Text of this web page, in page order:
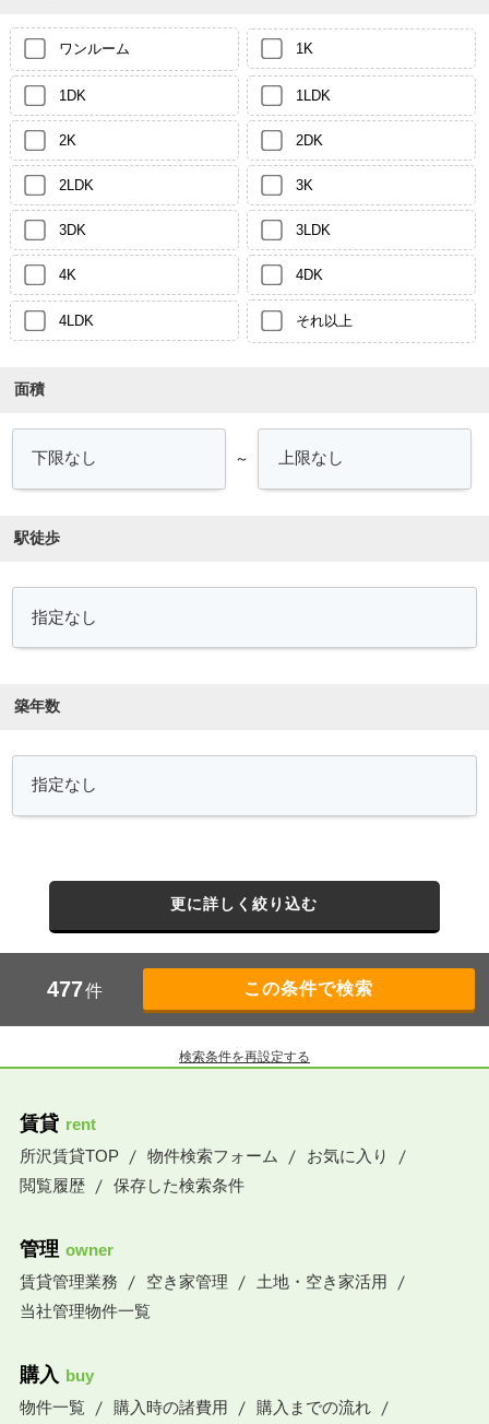
ワンルーム 1K
1DK 1LDK
2K 2DK
2LDK 3K
3DK 3LDK
4K 4DK
4LDK それ以上
面積
～
駅徒歩
築年数
更に詳しく絞り込む
477件
検索条件を再設定する
賃貸 rent
所沢賃貸TOP
物件検索フォーム
お気に入り
閲覧履歴
保存した検索条件
管理 owner
賃貸管理業務
空き家管理
土地・空き家活用
当社管理物件一覧
購入 buy
物件一覧
購入時の諸費用
購入までの流れ